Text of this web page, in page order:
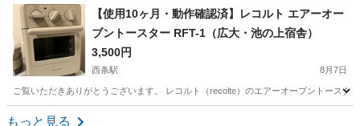
広島 広島市 舟入南駅 キッチン家電 ターンテーブル
【使用10ヶ月・動作確認済】レコルト エアーオー
ブントースター RFT-1（広大・池の上宿舎）
3,500円
西条駅 8月7日
ご覧いただきありがとうございます。 レコルト（recolte）のエアーオーブントース
広島 東広島市
もっと見る